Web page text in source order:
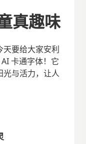
真趣味
天要给大家安利
卡通字体！它
光与活力，让人